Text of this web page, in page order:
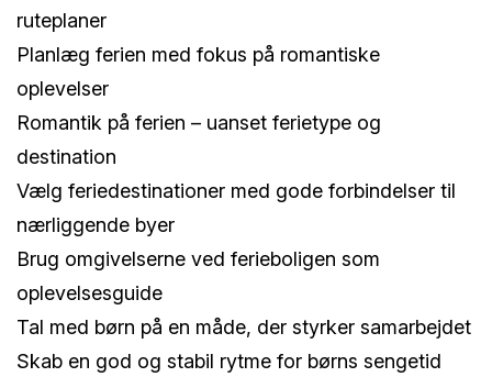
ruteplaner
Planlæg ferien med fokus på romantiske
oplevelser
Romantik på ferien – uanset ferietype og
destination
Vælg feriedestinationer med gode forbindelser til
nærliggende byer
Brug omgivelserne ved ferieboligen som
oplevelsesguide
Tal med børn på en måde, der styrker samarbejdet
Skab en god og stabil rytme for børns sengetid